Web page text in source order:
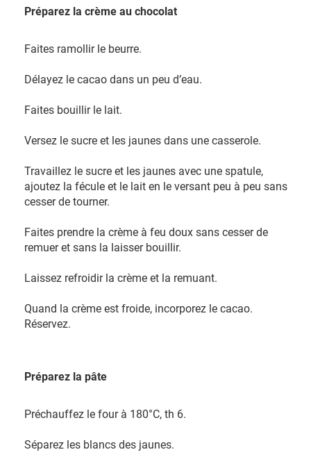
Préparez la crème au chocolat
Faites ramollir le beurre.
Délayez le cacao dans un peu d’eau.
Faites bouillir le lait.
Versez le sucre et les jaunes dans une casserole.
Travaillez le sucre et les jaunes avec une spatule,
ajoutez la fécule et le lait en le versant peu à peu sans
cesser de tourner.
Faites prendre la crème à feu doux sans cesser de
remuer et sans la laisser bouillir.
Laissez refroidir la crème et la remuant.
Quand la crème est froide, incorporez le cacao.
Réservez.
Préparez la pâte
Préchauffez le four à 180°C, th 6.
Séparez les blancs des jaunes.